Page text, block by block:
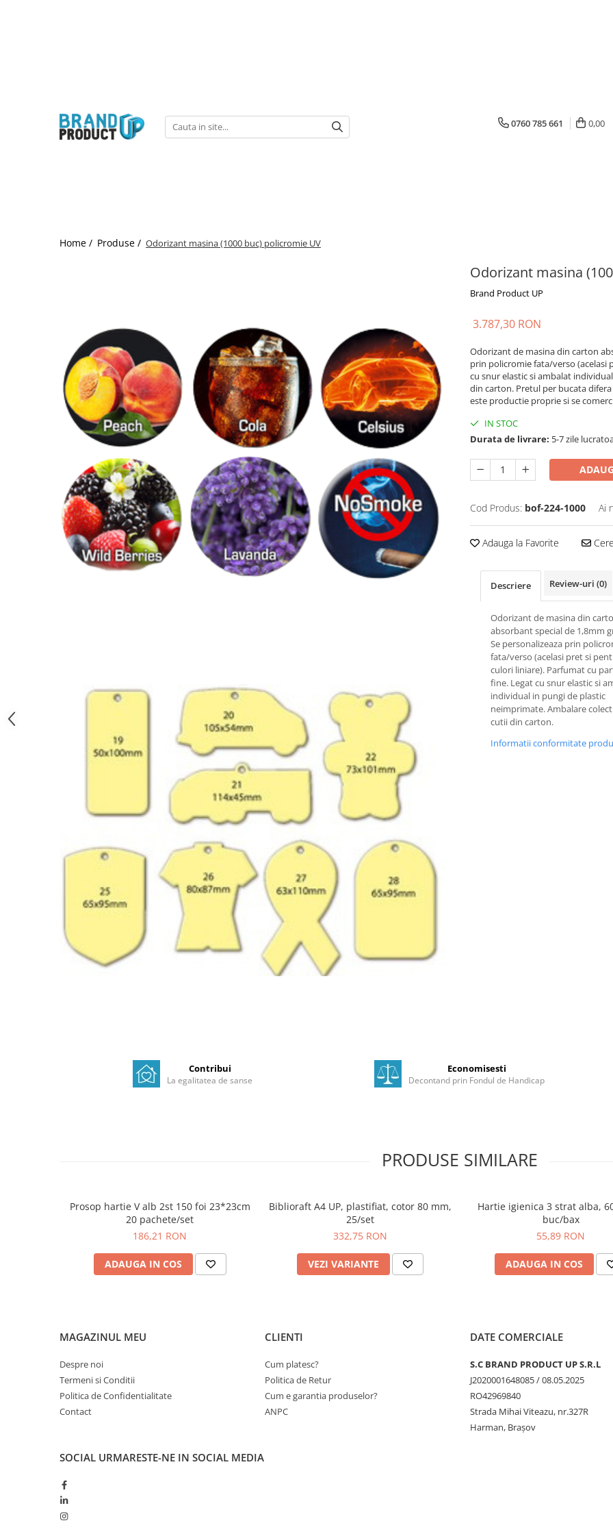
Consumabile din hartie
Hartie copiator si imprimanta
0760 785 661 0,00
Home / Produse / Odorizant masina (1000 buc) policromie UV
Odorizant masina
Brand Product UP
3.787,30 RON
Odorizant de masina din carton
prin policromie fata/verso (acelasi
cu snur elastic si ambalat
din carton. Pretul per bucata
este productie proprie si se
IN STOC
Durata de livrare: 5-7 zile
Cod Produs: bof-224-1000 Ai
Adauga la Favorite
Descriere Review-uri (0)
Odorizant de masina din
absorbant special de 1,8mm
Se personalizeaza prin
fata/verso (acelasi pret si
culori liniare). Parfumat cu
fine. Legat cu snur elastic si
individual in pungi de plastic
neimprimate. Ambalare
cutii din carton.
Informatii conformitate
Contribui
La egalitatea de sanse
Economisesti
Decontand prin Fondul de Handicap
PRODUSE SIMILARE
Prosop hartie V alb 2st 150 foi 23*23cm
20 pachete/set
186,21 RON
ADAUGA IN COS
Biblioraft A4 UP, plastifiat, cotor 80 mm,
25/set
332,75 RON
VEZI VARIANTE
Hartie igienica 3 strat alba,
buc/bax
55,89 RON
ADAUGA IN COS
MAGAZINUL MEU
Despre noi
Termeni si Conditii
Politica de Confidentialitate
Contact
CLIENTI
Cum platesc?
Politica de Retur
Cum e garantia produselor?
ANPC
DATE COMERCIALE
S.C BRAND PRODUCT UP S.R.L
J2020001648085 / 08.05.2025
RO42969840
Strada Mihai Viteazu, nr.327R
Harman, Brașov
SOCIAL URMARESTE-NE IN SOCIAL MEDIA